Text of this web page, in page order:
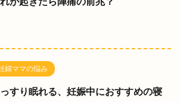
婦ママの悩み
すり眠れる、妊娠中におすすめの寝